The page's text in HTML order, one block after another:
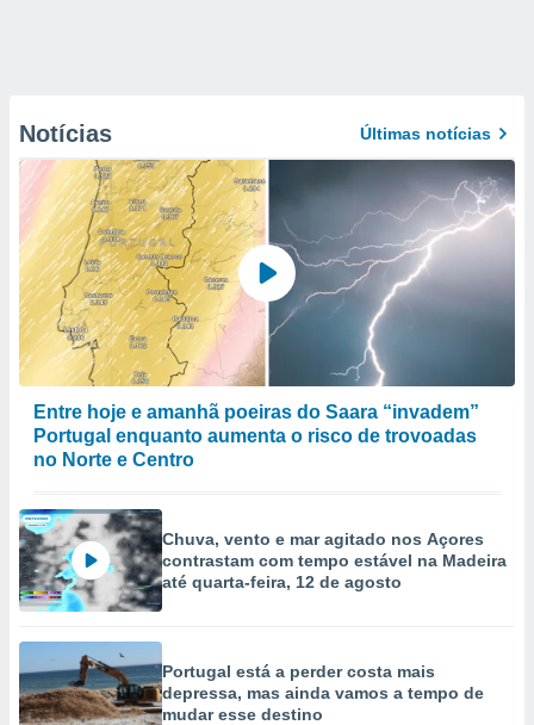
Notícias Últimas notícias
Entre hoje e amanhã poeiras do Saara “invadem”
Portugal enquanto aumenta o risco de trovoadas
no Norte e Centro
Chuva, vento e mar agitado nos Açores
contrastam com tempo estável na Madeira
até quarta-feira, 12 de agosto
Portugal está a perder costa mais
depressa, mas ainda vamos a tempo de
mudar esse destino